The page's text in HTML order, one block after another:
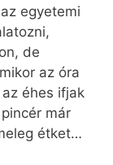
egyetemi
de
az óra
éhes ifjak
már
étket…